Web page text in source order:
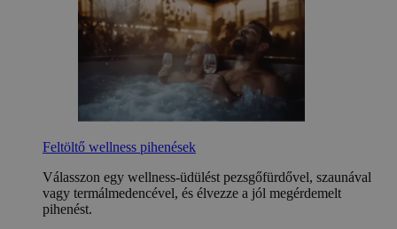
Feltöltő wellness pihenések
Válasszon egy wellness-üdülést pezsgőfürdővel, szaunával
vagy termálmedencével, és élvezze a jól megérdemelt
pihenést.